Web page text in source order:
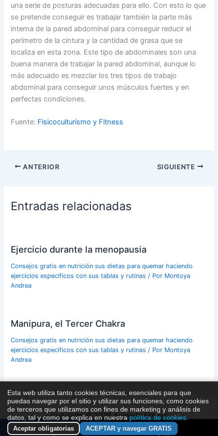
una serie de posturas adecuadas para ello. Con esto lo que
se pretende conseguir es trabajar también la parte más
interna de la pared abdominal para conseguir reducir el
perímetro de la cintura y la cantidad de grasa que se
localiza en esta zona. Este tipo de abdominales son una
buena manera de trabajar la pared abdominal, aunque lo
más adecuado es mezclar los tres tipos de trabajo
abdominal para conseguir unos músculos fuertes y en
perfectas condiciones.
Fuente: Fisicoculturismo y Fitness
ANTERIOR SIGUIENTE
Entradas relacionadas
Ejercicio durante la menopausia
Consejos gratis en nutrición sus dietas para quemar haciendo
ejercicios especificos con sus tablas y rutinas / Por Montoya
Andrea
Manipura, el Tercer Chakra
Consejos gratis en nutrición sus dietas para quemar haciendo
ejercicios especificos con sus tablas y rutinas / Por Montoya
Andrea
Copyright © 2026 Aprende Fitness
Esta web utiliza tanto cookies técnicas, esenciales para que
puedas navegar por el sitio y utilizar sus funciones, como cookies
de terceros que utilizamos con fines de marketing y análisis de
datos, tal y como se explica en nuestrapolítica de cookies.
Aceptar obligatorias ACEPTAR y navegar GRATIS